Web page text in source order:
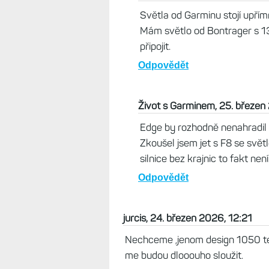
Světla od Garminu stojí
Mám světlo od Bontrager s
připojit.
Odpovědět
Život s Garminem, 25.
Edge by rozhodně
Zkoušel jsem jet s F8 se
silnice bez krajnic to fakt
Odpovědět
jurcis, 24. březen 2026, 12:21
Nechceme ,jenom design 1050
me budou dlooouho sloužit.